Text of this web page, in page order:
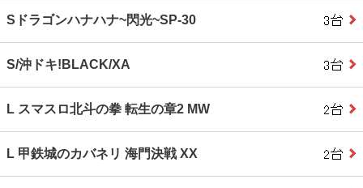
Sドラゴンハナハナ~閃光~SP-30
S/沖ドキ!BLACK/XA
L スマスロ北斗の拳 転生の章2 MW
L 甲鉄城のカバネリ 海門決戦 XX